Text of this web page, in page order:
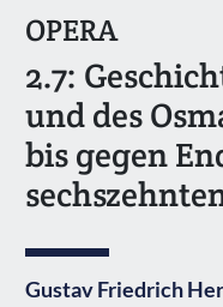
OPERA
2.7:
und des
bis gegen
Gustav Friedrich